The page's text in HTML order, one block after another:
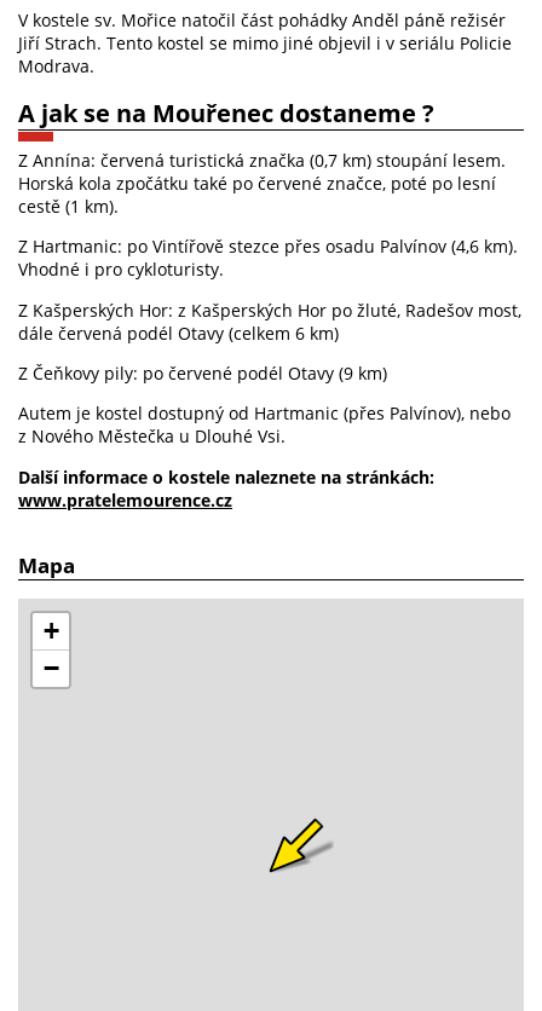
V kostele sv. Mořice natočil část pohádky Anděl páně režisér
Jiří Strach. Tento kostel se mimo jiné objevil i v seriálu Policie
Modrava.
A jak se na Mouřenec dostaneme ?
Z Annína: červená turistická značka (0,7 km) stoupání lesem.
Horská kola zpočátku také po červené značce, poté po lesní
cestě (1 km).
Z Hartmanic: po Vintířově stezce přes osadu Palvínov (4,6 km).
Vhodné i pro cykloturisty.
Z Kašperských Hor: z Kašperských Hor po žluté, Radešov most,
dále červená podél Otavy (celkem 6 km)
Z Čeňkovy pily: po červené podél Otavy (9 km)
Autem je kostel dostupný od Hartmanic (přes Palvínov), nebo
z Nového Městečka u Dlouhé Vsi.
Další informace o kostele naleznete na stránkách:
www.pratelemourence.cz
Mapa